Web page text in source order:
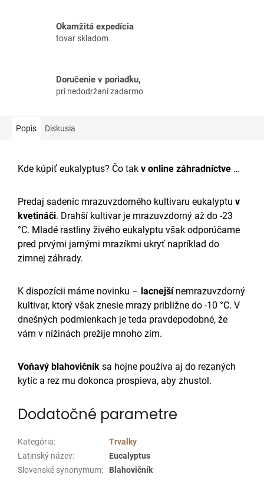
Okamžitá expedícia
tovar skladom
Doručenie v poriadku,
pri nedodržaní zadarmo
Popis Diskusia
Kde kúpiť eukalyptus? Čo tak v online záhradníctve …
Predaj sadeníc mrazuvzdorného kultivaru eukalyptu v
kvetináči. Drahší kultivar je mrazuvzdorný až do -23
°C. Mladé rastliny živého eukalyptu však odporúčame
pred prvými jarnými mrazíkmi ukryť napríklad do
zimnej záhrady.
K dispozícii máme novinku – lacnejšínemrazuvzdorný
kultivar, ktorý však znesie mrazy približne do -10 °C. V
dnešných podmienkach je teda pravdepodobné, že
vám v nížinách prežije mnoho zím.
Voňavý blahovičník sa hojne používa aj do rezaných
kytíc a rez mu dokonca prospieva, aby zhustol.
Dodatočné parametre
Kategória:
Trvalky
Latinský název:
Eucalyptus
Slovenské synonymum: Blahovičník